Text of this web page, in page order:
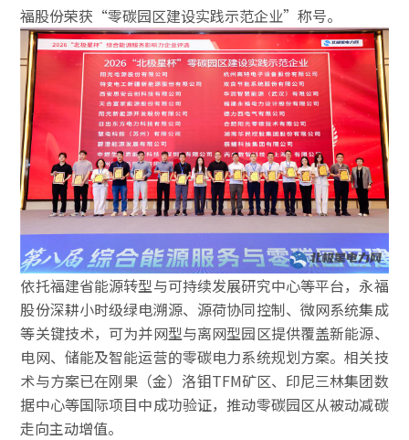
福股份荣获“零碳园区建设实践示范企业”称号。
依托福建省能源转型与可持续发展研究中心等平台，永福
股份深耕小时级绿电溯源、源荷协同控制、微网系统集成
等关键技术，可为并网型与离网型园区提供覆盖新能源、
电网、储能及智能运营的零碳电力系统规划方案。相关技
术与方案已在刚果（金）洛钼TFM矿区、印尼三林集团数
据中心等国际项目中成功验证，推动零碳园区从被动减碳
走向主动增值。